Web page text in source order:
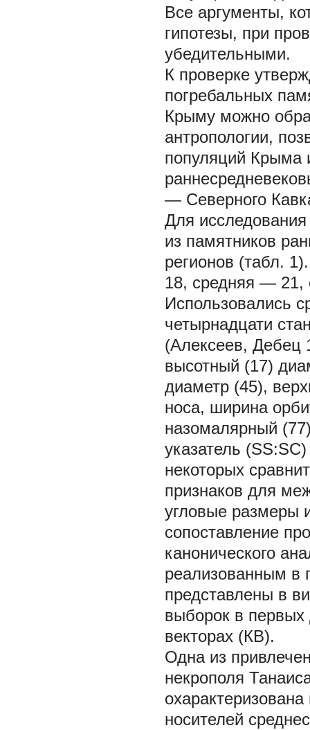
Все аргументы,
гипотезы, при
убедительными.
К проверке
погребальных
Крыму можно
антропологии,
популяций Крыма
— Северного
Для
из памятников
регионов (табл.
18, средняя — 21,
Использовались
четырнадцати
(Алексеев, Дебец
высотный (17)
диаметр (45),
носа, ширина
назомалярный
указатель
некоторых
признаков для
угловые размеры
сопоставление
канонического
реализованным в
представлены в
выборок в первых
векторах (КВ).
Одна из
некрополя
носителей